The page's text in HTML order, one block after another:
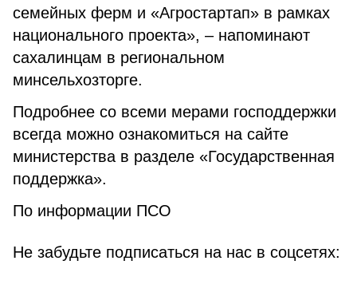
семейных ферм и «Агростартап» в рамках
национального проекта», – напоминают
сахалинцам в региональ­ном
минсельхозторге.
Подробнее со всеми мерами господдержки
всегда можно ознакомиться на сайте
министер­ства в разделе «Государственная
поддержка».
По информации ПСО
Не забудьте подписаться на нас в соцсетях: